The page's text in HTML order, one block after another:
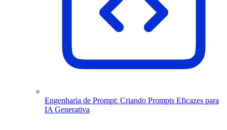
Engenharia de Prompt: Criando Prompts Eficazes para
IA Generativa